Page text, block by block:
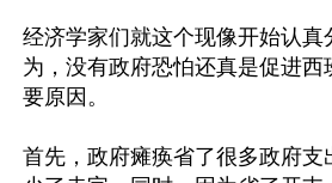
经济学家们就这个现像开始认真
为，没有政府恐怕还真是促进西
要原因。
首先，政府瘫痪省了很多政府支